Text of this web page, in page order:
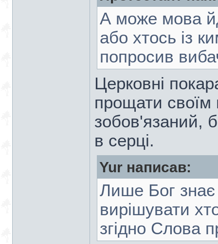
А може мова
або хтось із
попросив
Церковні
прощати своїм
зобов'язаний,
в серці.
Yur написав:
Лише Бог
вирішувати
згідно Слова